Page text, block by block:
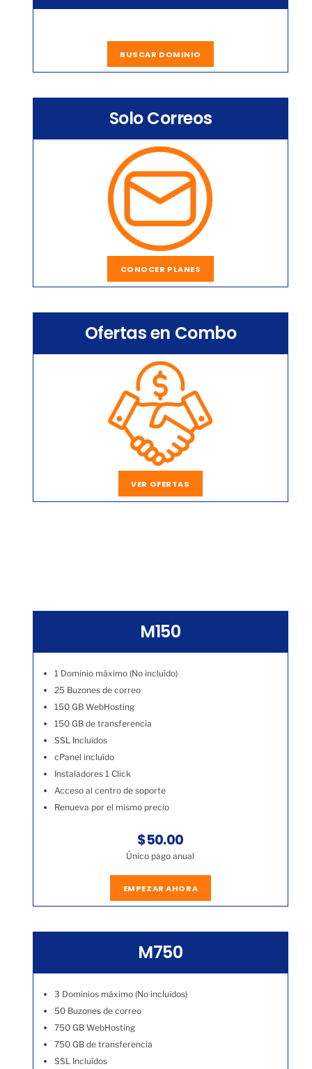
BUSCAR DOMINIO
Solo Correos
CONOCER PLANES
Ofertas en Combo
VER OFERTAS
M150
1 Dominio máximo (No incluído)
25 Buzones de correo
150 GB WebHosting
150 GB de transferencia
SSL Incluídos
cPanel incluído
Instaladores 1 Click
Acceso al centro de soporte
Renueva por el mismo precio
$50.00
Único pago anual
EMPEZAR AHORA
M750
3 Dominios máximo (No incluídos)
50 Buzones de correo
750 GB WebHosting
750 GB de transferencia
SSL Incluídos